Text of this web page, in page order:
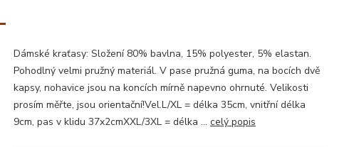
Dámské kraťasy: Složení 80% bavlna, 15% polyester, 5% elastan.
Pohodlný velmi pružný materiál. V pase pružná guma, na bocích dvě
kapsy, nohavice jsou na koncích mírně napevno ohrnuté. Velikosti
prosím měřte, jsou orientační!Vel.L/XL = délka 35cm, vnitřní délka
9cm, pas v klidu 37x2cmXXL/3XL = délka ... celý popis